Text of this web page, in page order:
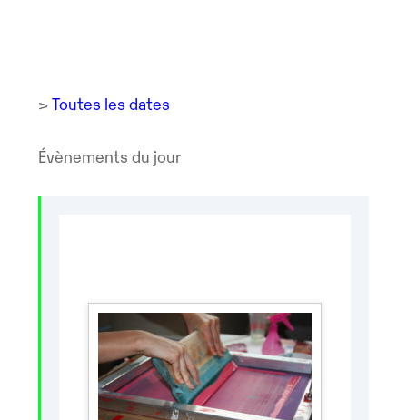
> Toutes les dates
Évènements du jour